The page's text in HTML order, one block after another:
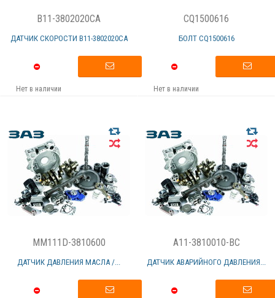
B11-3802020CA
ДАТЧИК СКОРОСТИ В11-3802020СА
Нет в наличии
CQ1500616
БОЛТ СQ1500616
Нет в наличии
MM111D-3810600
ДАТЧИК ДАВЛЕНИЯ МАСЛА /...
A11-3810010-BC
ДАТЧИК АВАРИЙНОГО ДАВЛЕНИЯ...